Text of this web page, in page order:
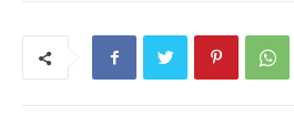
p
p